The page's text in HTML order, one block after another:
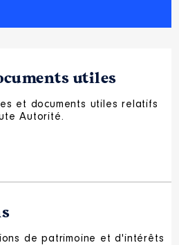
utiles
et documents utiles relatifs
Autorité.
de patrimoine et d'intérêts